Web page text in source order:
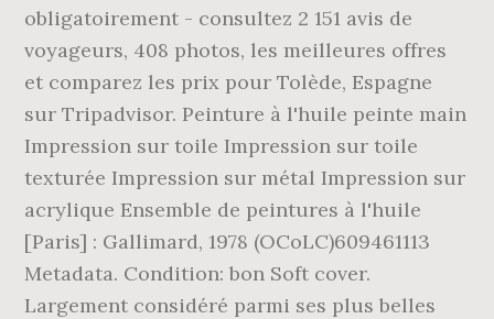
obligatoirement - consultez 2 151 avis de
voyageurs, 408 photos, les meilleures offres
et comparez les prix pour Tolède, Espagne
sur Tripadvisor. Peinture à l'huile peinte main
Impression sur toile Impression sur toile
texturée Impression sur métal Impression sur
acrylique Ensemble de peintures à l'huile
[Paris] : Gallimard, 1978 (OCoLC)609461113
Metadata. Condition: bon Soft cover.
Largement considéré parmi ses plus belles